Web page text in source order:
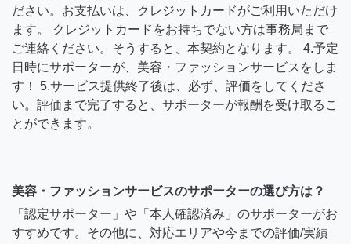
ださい。お支払いは、クレジットカードがご利用いただけ
ます。 クレジットカードをお持ちでない方は事務局まで
ご連絡ください。そうすると、本契約となります。 4.予定
日時にサポーターが、美容・ファッションサービスをしま
す！ 5.サービス提供終了後は、必ず、評価をしてくださ
い。評価まで完了すると、サポーターが報酬を受け取るこ
とができます。
美容・ファッションサービスのサポーターの選び方は？
「認定サポーター」や「本人確認済み」のサポーターがお
すすめです。その他に、対応エリアや今までの評価/実績